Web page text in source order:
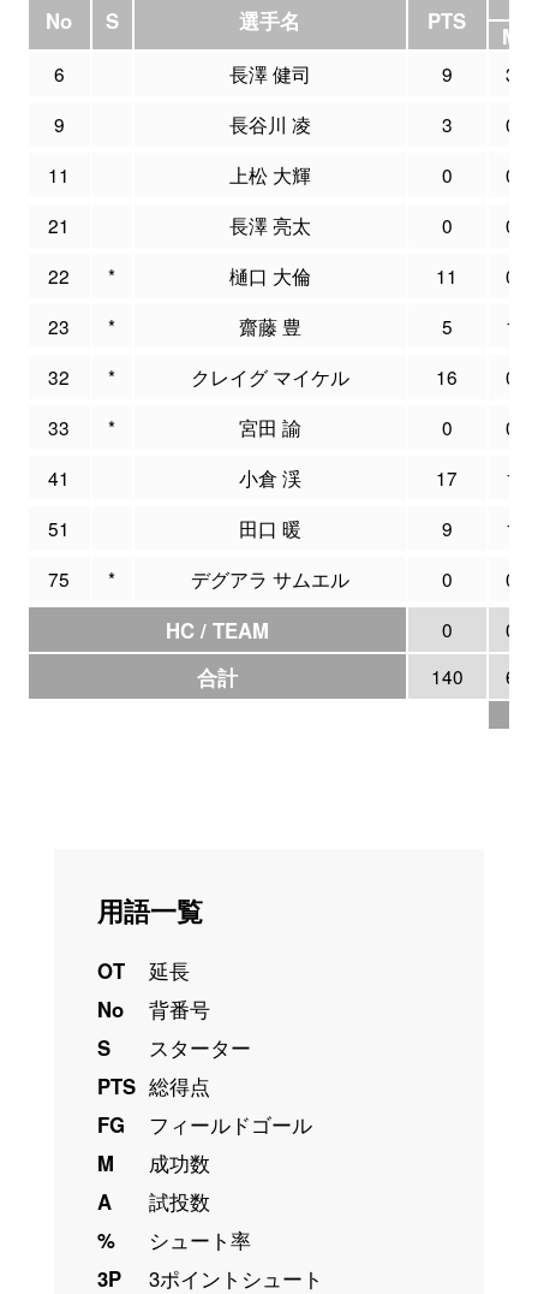
No S 選手名 PTS
M
6 長澤 健司 9
3
9
長谷川 凌 3
0
11
上松 大輝 0
0
21
長澤 亮太 0
0
22
* 樋口 大倫 11
0
23
* 齋藤 豊 5
1
32
* クレイグ マイケル 16
0
33
* 宮田 諭 0
0
41
小倉 渓 17
1
51
田口 暖 9
1
75
* デグアラ サムエル 0 0
HC / TEAM 0 0
合計 140 6
用語一覧
OT
延長
No
背番号
S
スターター
PTS 総得点
FG
フィールドゴール
M
成功数
A
試投数
%
シュート率
3P
3ポイントシュート